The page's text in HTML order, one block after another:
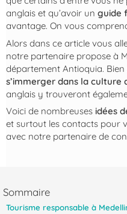
anglais et qu’avoir un guide
avantage. On vous
Alors dans ce article vous
notre partenaire propose à
département Antioquia.
s’immerger dans la culture
anglais y trouveront
Voici de nombreuses idées
et surtout les contacts pour
avec notre partenaire de
Sommaire
Tourisme responsable à